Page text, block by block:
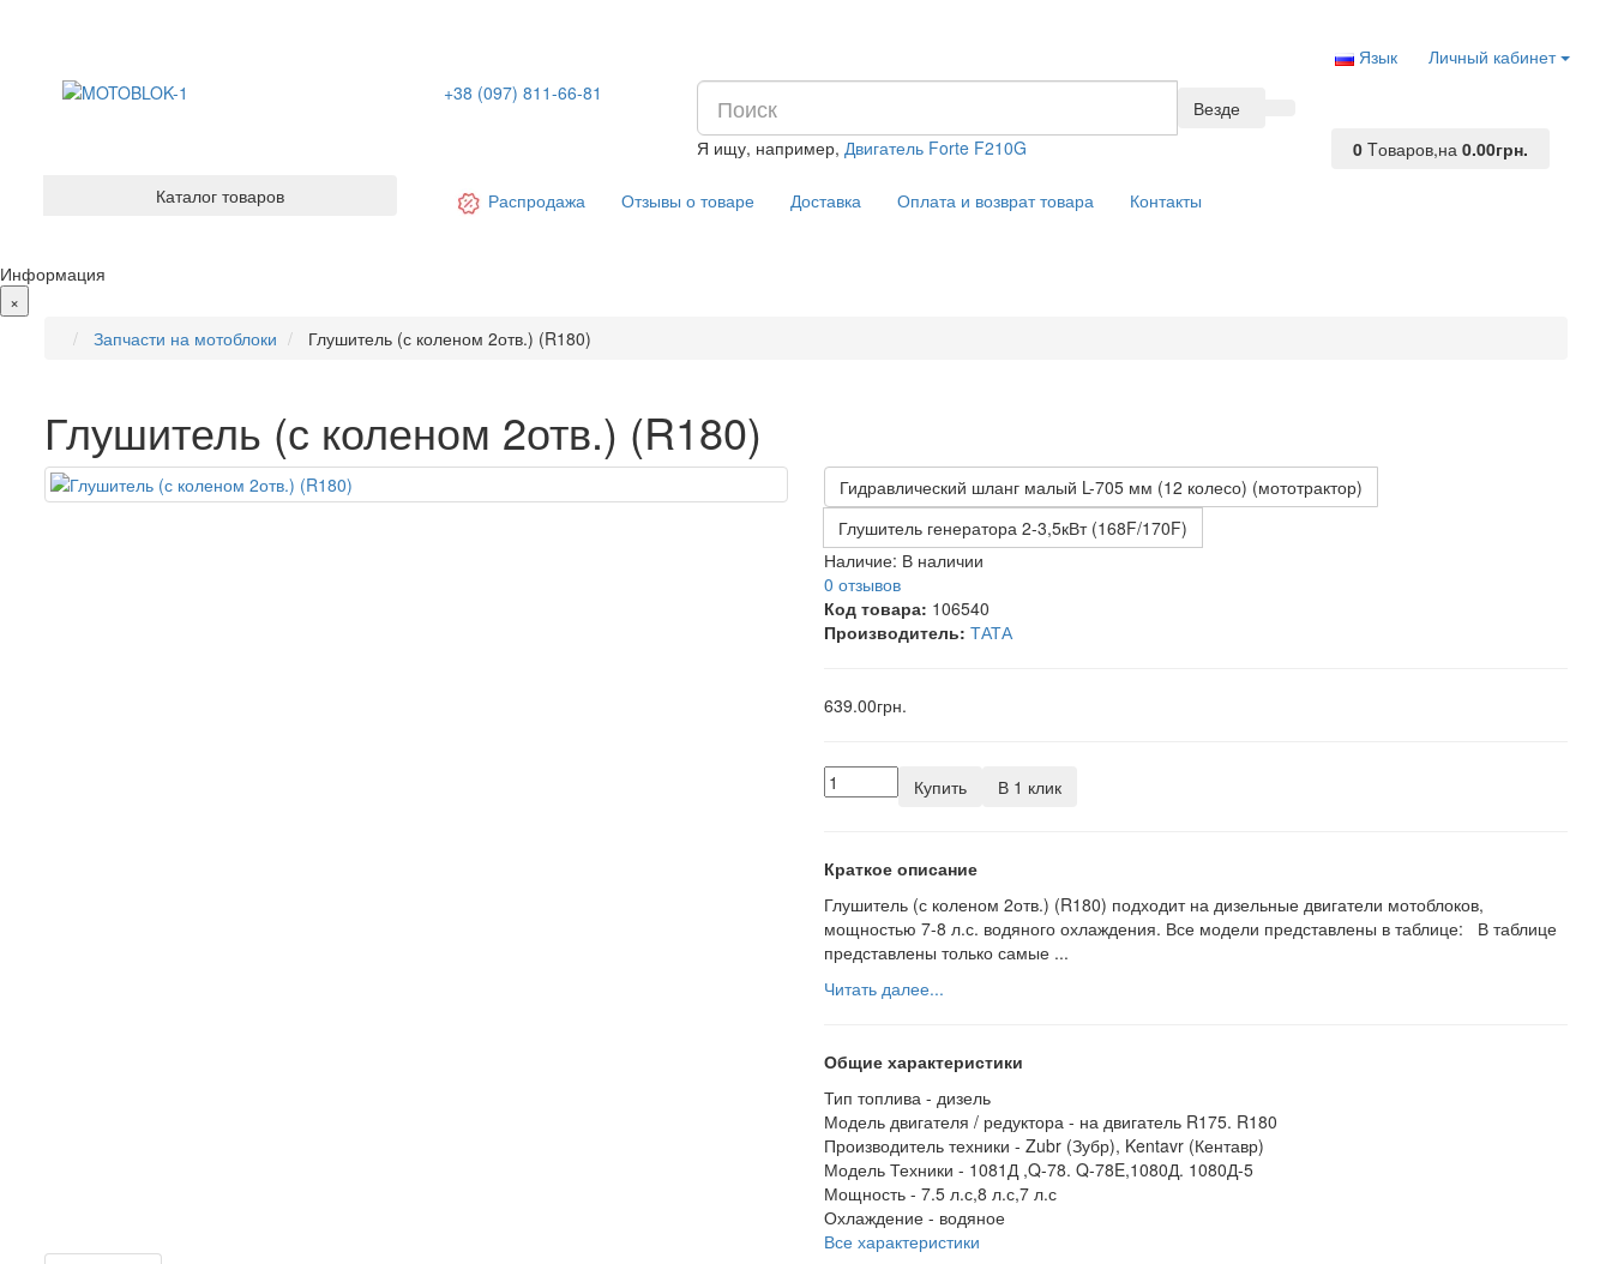
Личный кабинет
Язык
+38 (097) 811-66-81
Везде
Я ищу, например,Двигатель Forte F210G 0 Tоваров,на0.00грн.
Каталог товаров
Распродажа Отзывы о товаре Доставка Оплата и возврат товара Контакты
Информация
×
Запчасти на мотоблоки
Глушитель (с коленом 2отв.) (R180)
Глушитель (с коленом 2отв.) (R180)
Гидравлический шланг малый L-705 мм (12 колесо) (мототрактор)
Глушитель генератора 2-3,5кВт (168F/170F)
Наличие: В наличии
0 отзывов
Код товара: 106540
Производитель: ТАТА
639.00грн.
Купить В 1 клик
Краткое описание
Глушитель (с коленом 2отв.) (R180) подходит на дизельные двигатели мотоблоков,
мощностью 7-8 л.с. водяного охлаждения. Все модели представлены в таблице: В таблице
представлены только самые ...
Читать далее...
Общие характеристики
Тип топлива - дизель
Модель двигателя / редуктора - на двигатель R175. R180
Производитель техники - Zubr (Зубр), Kentavr (Кентавр)
Модель Техники - 1081Д ,Q-78. Q-78E,1080Д. 1080Д-5
Мощность - 7.5 л.с,8 л.с,7 л.с
Охлаждение - водяное
Все характеристики